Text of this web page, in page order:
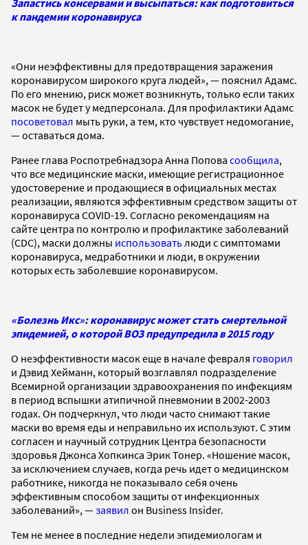
к пандемии коронавируса
«Они неэффективны для предотвращения заражения
коронавирусом широкого круга людей», — пояснил Адамс.
По его мнению, риск может возникнуть, только если таких
масок не будет у медперсонала. Для профилактики Адамс
посоветовал мыть руки, а тем, кто чувствует недомогание,
— оставаться дома.
Ранее глава Роспотребнадзора Анна Попова сообщила,
что все медицинские маски, имеющие регистрационное
удостоверение и продающиеся в официальных местах
реализации, являются эффективным средством защиты от
коронавируса COVID-19. Согласно рекомендациям на
сайте центра по контролю и профилактике заболеваний
(CDC), маски должны использовать люди с симптомами
коронавируса, медработники и люди, в окружении
которых есть заболевшие коронавирусом.
«Болезнь Икс»: коронавирус может стать смертельной
эпидемией, о которой ВОЗ предупредила в 2015 году
О неэффективности масок еще в начале февраля говорил
и Дэвид Хейманн, который возглавлял подразделение
Всемирной организации здравоохранения по инфекциям
в период вспышки атипичной пневмонии в 2002-2003
годах. Он подчеркнул, что люди часто снимают такие
маски во время еды и неправильно их используют. С этим
согласен и научный сотрудник Центра безопасности
здоровья Джонса Хопкинса Эрик Тонер. «Ношение масок,
за исключением случаев, когда речь идет о медицинском
работнике, никогда не показывало себя очень
эффективным способом защиты от инфекционных
заболеваний», —заявил он Business Insider.
Тем не менее в последние недели эпидемиологам и